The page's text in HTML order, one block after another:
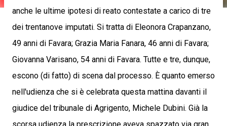
anche le ultime ipotesi di reato contestate a carico di tre
dei trentanove imputati. Si tratta di Eleonora Crapanzano,
49 anni di Favara; Grazia Maria Fanara, 46 anni di Favara;
Giovanna Varisano, 54 anni di Favara. Tutte e tre, dunque,
escono (di fatto) di scena dal processo. È quanto emerso
nell'udienza che si è celebrata questa mattina davanti il
giudice del tribunale di Agrigento, Michele Dubini. Già la